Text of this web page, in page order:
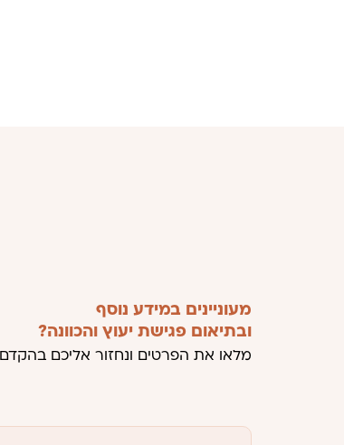
מעוניינים במידע נוסף
ובתיאום פגישת יעוץ והכוונה?
מלאו את הפרטים ונחזור אליכם בהקדם